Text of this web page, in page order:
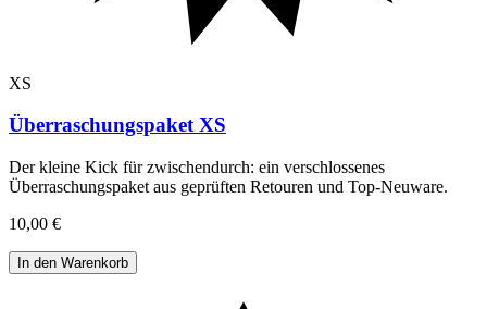
XS
Überraschungspaket XS
Der kleine Kick für zwischendurch: ein verschlossenes
Überraschungspaket aus geprüften Retouren und Top-Neuware.
10,00 €
In den Warenkorb